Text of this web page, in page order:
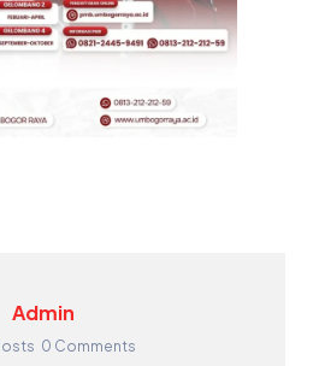
Admin
0 Comments